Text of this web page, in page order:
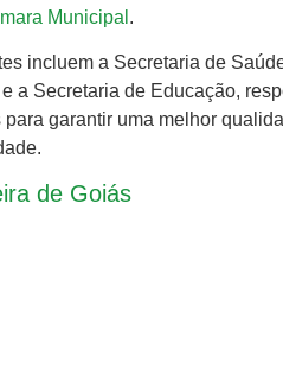
Municipal .
incluem a Secretaria de
a Secretaria de Educação,
garantir uma melhor
de Goiás